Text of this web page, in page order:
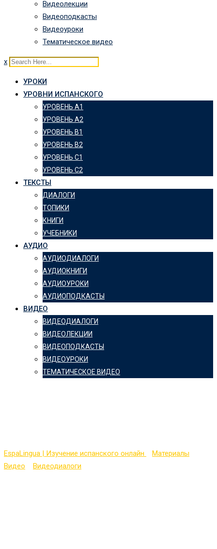
Видеолекции
Видеоподкасты
Видеоуроки
Тематическое видео
x
УРОКИ
УРОВНИ ИСПАНСКОГО
УРОВЕНЬ А1
УРОВЕНЬ А2
УРОВЕНЬ B1
УРОВЕНЬ B2
УРОВЕНЬ C1
УРОВЕНЬ C2
ТЕКСТЫ
ДИАЛОГИ
ТОПИКИ
КНИГИ
УЧЕБНИКИ
АУДИО
АУДИОДИАЛОГИ
АУДИОКНИГИ
АУДИОУРОКИ
АУДИОПОДКАСТЫ
ВИДЕО
ВИДЕОДИАЛОГИ
ВИДЕОЛЕКЦИИ
ВИДЕОПОДКАСТЫ
ВИДЕОУРОКИ
ТЕМАТИЧЕСКОЕ ВИДЕО
EspaLingua | Изучение испанского онлайн Материалы
Видео
Видеодиалоги